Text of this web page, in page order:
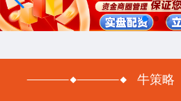
牛策略